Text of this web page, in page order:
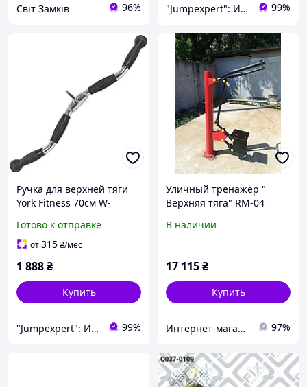
Світ Замків 96% "Jumpexpert": Интернет-магазин товаров для активного отдыха и спорта! 99%
Ручка для верхней тяги
York Fitness 70см W-
рукоятками, хром
Готово к отправке
от315₴/мес
1 888₴
Купить
"Jumpexpert": Интернет-магазин товаров для активного отдыха и спорта! 99%
Уличный тренажёр "
Верхняя тяга" RM-04
В наличии
17 115₴
Купить
Интернет-магазин "VD-turnik" 97%